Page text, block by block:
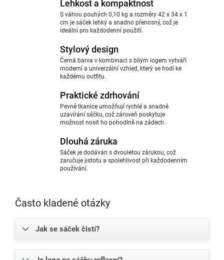
Lehkost a kompaktnost
S váhou pouhých 0,10 kg a rozměry 42 x 34 x 1
cm je sáček lehký a snadno přenosný, což je
ideální pro každodenní použití.
Stylový design
Černá barva v kombinaci s bílým logem vytváří
moderní a univerzální vzhled, který se hodí ke
každému outfitu.
Praktické zdrhování
Pevné tkanice umožňují rychlé a snadné
uzavírání sáčku, což zároveň poskytuje
možnost nosit ho pohodlně na zádech.
Dlouhá záruka
Sáček je dodáván s dvouletou zárukou, což
zaručuje jistotu a spolehlivost při každodenním
používání.
Často kladené otázky
Jak se sáček čistí?